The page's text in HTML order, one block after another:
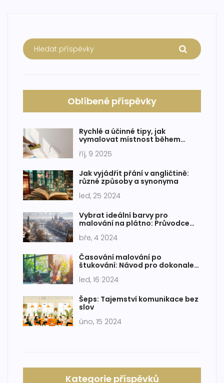
Oblíbené příspěvky
Rychlé a účinné tipy, jak
vymalovat místnost během
říj, 9 2025
Jak vyjádřit přání v angličtině:
různé způsoby a synonyma
led, 25 2024
Vybrat ideální barvy pro
malování na plátno: Průvodce
bře, 4 2024
Časování malování po
štukování: Návod pro dokonale
led, 16 2024
Šeps: Tajemství komunikace bez
slov
úno, 15 2024
Kategorie příspěvků